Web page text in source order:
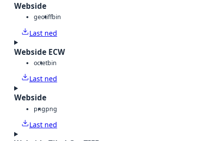
Webside
geotiffbin
Last ned
Webside ECW
octetbin
Last ned
Webside
pngpng
Last ned